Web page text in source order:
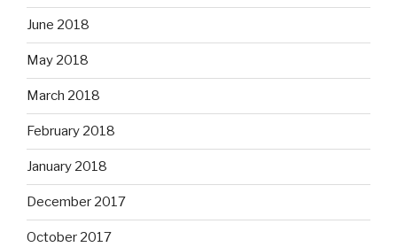
June 2018
May 2018
March 2018
February 2018
January 2018
December 2017
October 2017